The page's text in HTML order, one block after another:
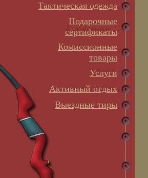
Тактическая одежда
Подарочные
сертификаты
Комиссионные
товары
Услуги
Активный отдых
Выездные тиры